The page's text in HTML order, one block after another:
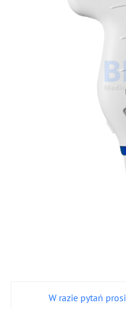
W razie pytań